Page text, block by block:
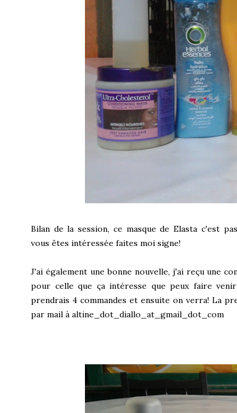
Bilan de la session, ce masque de Elasta c'est
vous êtes intéressée faites moi signe!
J'ai également une bonne nouvelle, j'ai reçu une
pour celle que ça intéresse que peux faire
prendrais 4 commandes et ensuite on verra! La
par mail à altine_dot_diallo_at_gmail_dot_com